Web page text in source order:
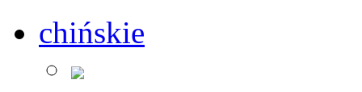
chińskie